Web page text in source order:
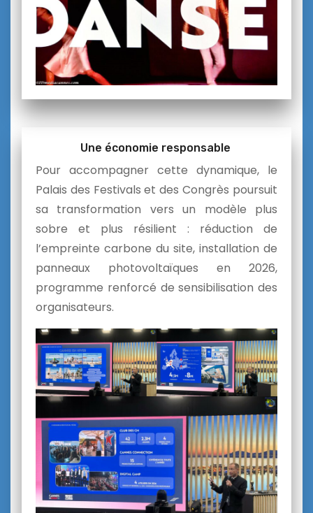
Une économie responsable
Pour accompagner cette dynamique, le
Palais des Festivals et des Congrès poursuit
sa transformation vers un modèle plus
sobre et plus résilient : réduction de
l’empreinte carbone du site, installation de
panneaux photovoltaïques en 2026,
programme renforcé de sensibilisation des
organisateurs.